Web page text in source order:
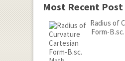
Most Recent Post
Radius of
Form-